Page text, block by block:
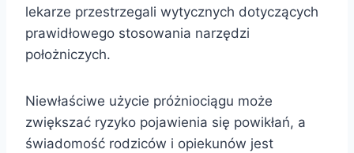
lekarze przestrzegali wytycznych dotyczących
prawidłowego stosowania narzędzi
położniczych.
Niewłaściwe użycie próżniociągu może
zwiększać ryzyko pojawienia się powikłań, a
świadomość rodziców i opiekunów jest